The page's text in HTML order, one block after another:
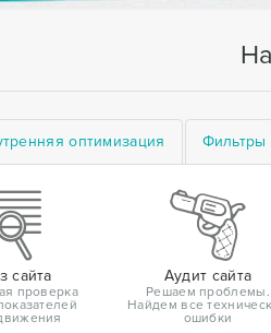
оптимизация Фильтры
сайта
проверка
Аудит сайта
Решаем проблемы.
Найдем все
ошибки